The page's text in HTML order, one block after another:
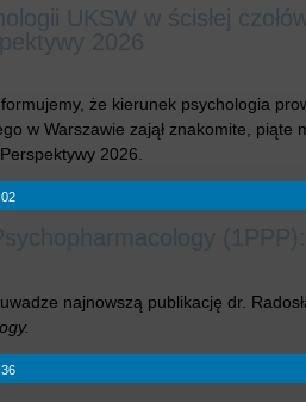
UKSW w ścisłej
2026
że kierunek psychologia
w Warszawie zajął znakomite, piąte
2026.
najnowszą publikację dr.